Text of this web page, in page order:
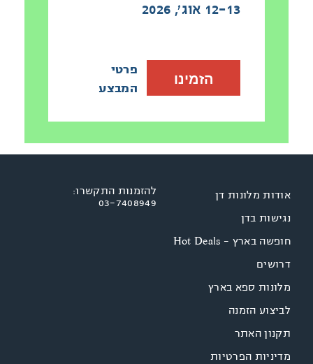
12-13 אוג׳, 2026
הזמינו
פרטי
המבצע
אודות מלונות דן
נגישות בדן
חופשה בארץ - Hot Deals
דרושים
מלונות ספא בארץ
לביצוע הזמנה
תקנון האתר
מדיניות הפרטיות
להזמנות התקשרו:
03-7408949